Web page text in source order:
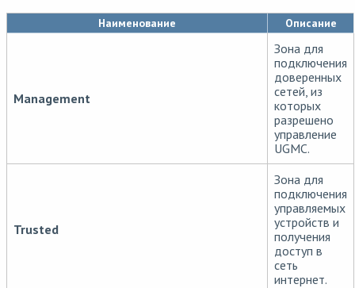
Наименование Описание
Management
Зона для
подключения
доверенных
сетей, из
которых
разрешено
управление
UGMC.
Trusted
Зона для
подключения
управляемых
устройств и
получения
доступ в
сеть
интернет.